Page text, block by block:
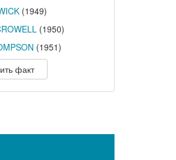
(1949)
(1950)
(1951)
факт